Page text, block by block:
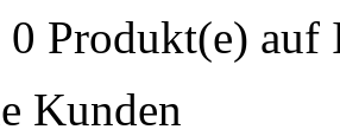
0 Produkt(e)
Kunden